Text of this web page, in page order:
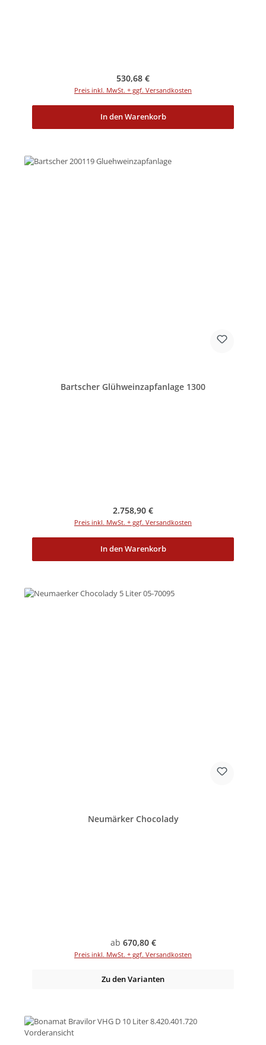
Regulärer Preis:
530,68 €
Preis inkl. MwSt. + ggf. Versandkosten
In den Warenkorb
Bartscher Glühweinzapfanlage 1300
Regulärer Preis:
2.758,90 €
Preis inkl. MwSt. + ggf. Versandkosten
In den Warenkorb
Neumärker Chocolady
Regulärer Preis:
ab 670,80 €
Preis inkl. MwSt. + ggf. Versandkosten
Zu den Varianten